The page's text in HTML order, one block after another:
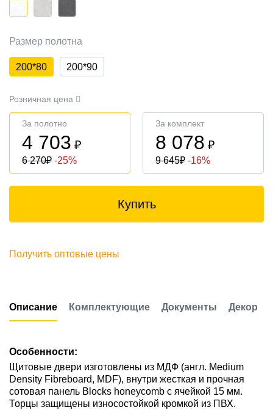
Размер полотна
200*80 200*90
Розничная цена
За полотно
4 703 ₽
6 270₽ -25%
За комплект
8 078 ₽
9 645₽ -16%
Купить
Получить оптовые цены
Описание Комплектующие Документы Декор
Особенности:
Щитовые двери изготовлены из МДФ (англ. Medium
Density Fibreboard, MDF), внутри жесткая и прочная
сотовая панель Blocks honeycomb с ячейкой 15 мм.
Торцы защищены износостойкой кромкой из ПВХ.